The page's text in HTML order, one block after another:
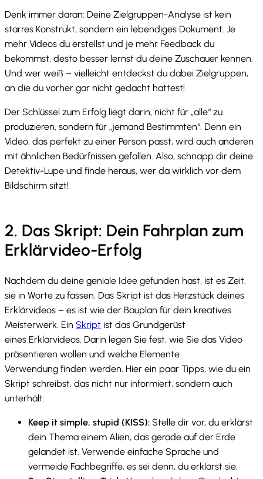
Denk immer daran: Deine Zielgruppen-Analyse ist kein
starres Konstrukt, sondern ein lebendiges Dokument. Je
mehr Videos du erstellst und je mehr Feedback du
bekommst, desto besser lernst du deine Zuschauer kennen.
Und wer weiß – vielleicht entdeckst du dabei Zielgruppen,
an die du vorher gar nicht gedacht hattest!
Der Schlüssel zum Erfolg liegt darin, nicht für „alle“ zu
produzieren, sondern für „jemand Bestimmten“. Denn ein
Video, das perfekt zu einer Person passt, wird auch anderen
mit ähnlichen Bedürfnissen gefallen. Also, schnapp dir deine
Detektiv-Lupe und finde heraus, wer da wirklich vor dem
Bildschirm sitzt!
2. Das Skript: Dein Fahrplan zum
Erklärvideo-Erfolg
Nachdem du deine geniale Idee gefunden hast, ist es Zeit,
sie in Worte zu fassen. Das Skript ist das Herzstück deines
Erklärvideos – es ist wie der Bauplan für dein kreatives
Meisterwerk. Ein Skript ist das Grundgerüst
eines Erklärvideos. Darin legen Sie fest, wie Sie das Video
präsentieren wollen und welche Elemente
Verwendung finden werden. Hier ein paar Tipps, wie du ein
Skript schreibst, das nicht nur informiert, sondern auch
unterhält:
Keep it simple, stupid (KISS): Stelle dir vor, du erklärst
dein Thema einem Alien, das gerade auf der Erde
gelandet ist. Verwende einfache Sprache und
vermeide Fachbegriffe, es sei denn, du erklärst sie.